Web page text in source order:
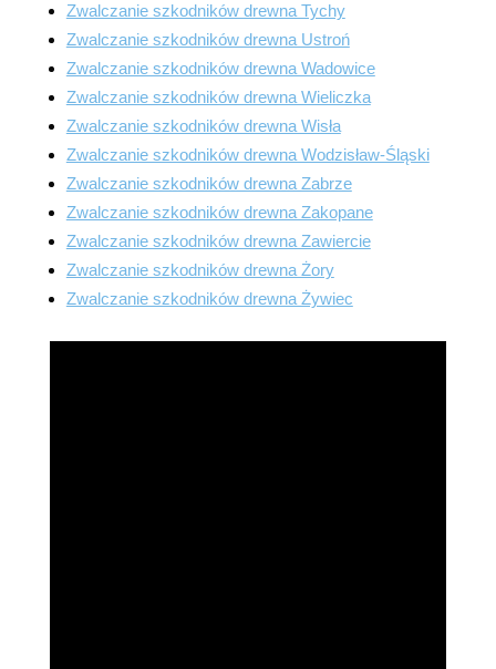
Zwalczanie szkodników drewna Tychy
Zwalczanie szkodników drewna Ustroń
Zwalczanie szkodników drewna Wadowice
Zwalczanie szkodników drewna Wieliczka
Zwalczanie szkodników drewna Wisła
Zwalczanie szkodników drewna Wodzisław-Śląski
Zwalczanie szkodników drewna Zabrze
Zwalczanie szkodników drewna Zakopane
Zwalczanie szkodników drewna Zawiercie
Zwalczanie szkodników drewna Żory
Zwalczanie szkodników drewna Żywiec